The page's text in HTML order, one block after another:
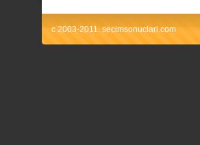
c 2003-2011. secimsonuclari.com